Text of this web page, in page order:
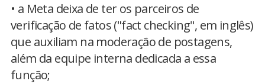
• a Meta deixa de ter os parceiros de
verificação de fatos ("fact checking", em inglês)
que auxiliam na moderação de postagens,
além da equipe interna dedicada a essa
função;